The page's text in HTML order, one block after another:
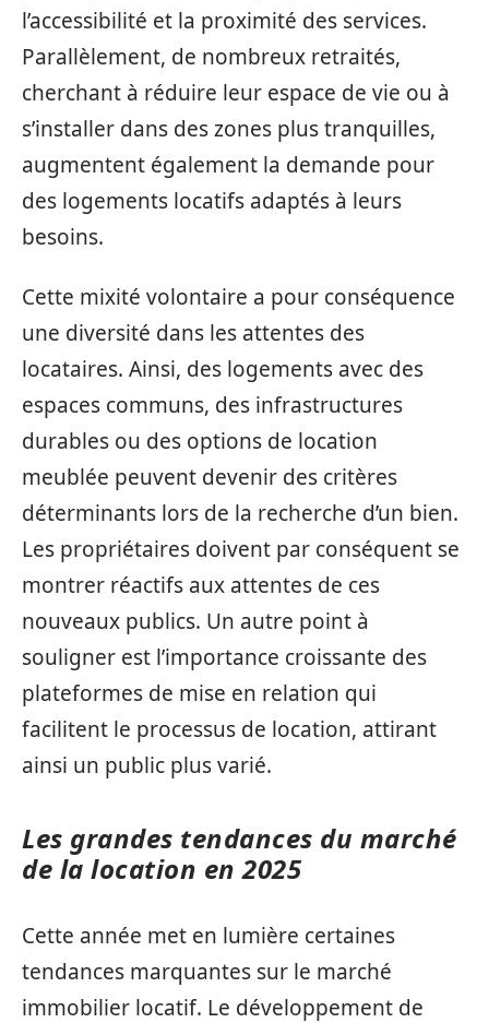
l’accessibilité et la proximité des services.
Parallèlement, de nombreux retraités,
cherchant à réduire leur espace de vie ou à
s’installer dans des zones plus tranquilles,
augmentent également la demande pour
des logements locatifs adaptés à leurs
besoins.
Cette mixité volontaire a pour conséquence
une diversité dans les attentes des
locataires. Ainsi, des logements avec des
espaces communs, des infrastructures
durables ou des options de location
meublée peuvent devenir des critères
déterminants lors de la recherche d’un bien.
Les propriétaires doivent par conséquent se
montrer réactifs aux attentes de ces
nouveaux publics. Un autre point à
souligner est l’importance croissante des
plateformes de mise en relation qui
facilitent le processus de location, attirant
ainsi un public plus varié.
Les grandes tendances du marché
de la location en 2025
Cette année met en lumière certaines
tendances marquantes sur le marché
immobilier locatif. Le développement de